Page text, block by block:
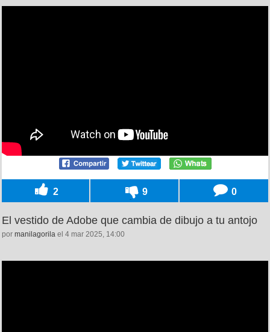
2 9 0
El vestido de Adobe que cambia de dibujo a tu antojo
por manilagorila el 4 mar 2025, 14:00